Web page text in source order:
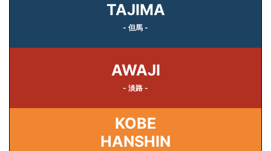
TAJIMA
- 但馬 -
AWAJI
- 淡路 -
KOBE
HANSHIN